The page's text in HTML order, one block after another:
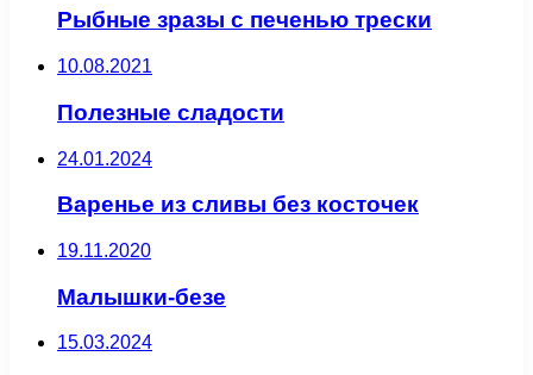
Рыбные зразы с печенью трески
10.08.2021
Полезные сладости
24.01.2024
Варенье из сливы без косточек
19.11.2020
Малышки-безе
15.03.2024